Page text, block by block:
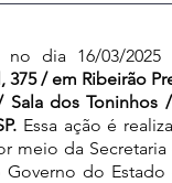
no dia 16/03/2025
375 / em Ribeirão
Sala dos Toninhos
Essa ação é
meio da Secretaria
Governo do Estado